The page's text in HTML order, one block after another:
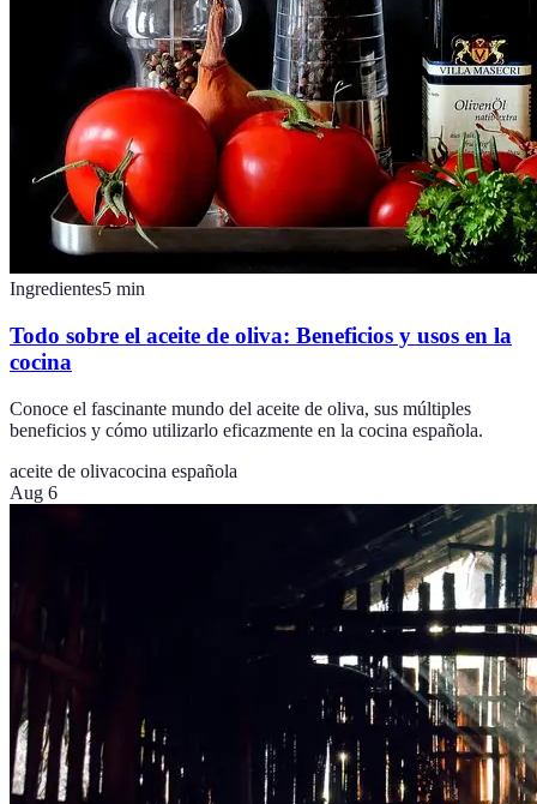
Ingredientes5 min
Todo sobre el aceite de oliva: Beneficios y usos en la
cocina
Conoce el fascinante mundo del aceite de oliva, sus múltiples
beneficios y cómo utilizarlo eficazmente en la cocina española.
aceite de olivacocina española
Aug 6